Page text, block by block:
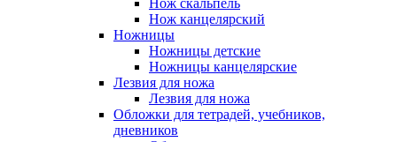
Нож скальпель
Нож канцелярский
Ножницы
Ножницы детские
Ножницы канцелярские
Лезвия для ножа
Лезвия для ножа
Обложки для тетрадей, учебников,
дневников